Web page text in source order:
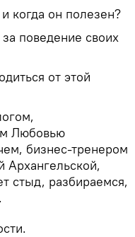
когда он полезен?
поведение своих
от этой
Любовью
бизнес-тренером
стыд, разбираемся,